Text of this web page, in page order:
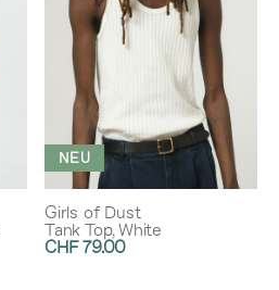
NEU
Girls of Dust
Tank Top, White
CHF 79.00